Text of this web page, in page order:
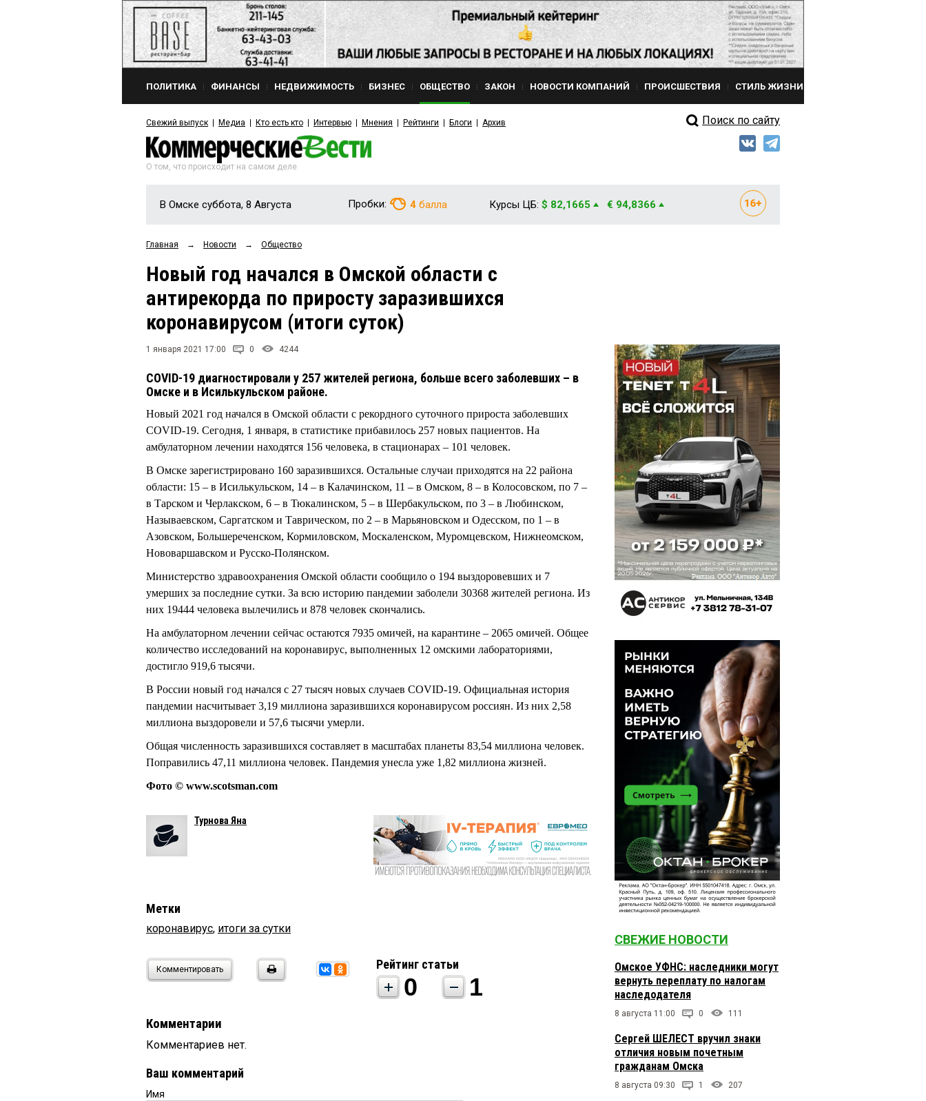
ПОЛИТИКА ФИНАНСЫ НЕДВИЖИМОСТЬ БИЗНЕС ОБЩЕСТВО ЗАКОН НОВОСТИ КОМПАНИЙ ПРОИСШЕСТВИЯ СТИЛЬ ЖИЗНИ
Свежий выпуск Медиа Кто есть кто Интервью Мнения Рейтинги Блоги Архив Поиск по сайту
О том, что происходит на самом деле
В Омске суббота, 8 Августа Пробки: 4 балла Курсы ЦБ: $ 82,1665 € 94,8366
Главная → Новости → Общество
Новый год начался в Омской области с
антирекорда по приросту заразившихся
коронавирусом (итоги суток)
1 января 2021 17:00 0 4244
COVID-19 диагностировали у 257 жителей региона, больше всего заболевших – в
Омске и в Исилькульском районе.
Новый 2021 год начался в Омской области с рекордного суточного прироста заболевших
COVID-19. Сегодня, 1 января, в статистике прибавилось 257 новых пациентов. На
амбулаторном лечении находятся 156 человека, в стационарах – 101 человек.
В Омске зарегистрировано 160 заразившихся. Остальные случаи приходятся на 22 района
области: 15 – в Исилькульском, 14 – в Калачинском, 11 – в Омском, 8 – в Колосовском, по 7 –
в Тарском и Черлакском, 6 – в Тюкалинском, 5 – в Шербакульском, по 3 – в Любинском,
Называевском, Саргатском и Таврическом, по 2 – в Марьяновском и Одесском, по 1 – в
Азовском, Большереченском, Кормиловском, Москаленском, Муромцевском, Нижнеомском,
Нововаршавском и Русско-Полянском.
Министерство здравоохранения Омской области сообщило о 194 выздоровевших и 7
умерших за последние сутки. За всю историю пандемии заболели 30368 жителей региона. Из
них 19444 человека вылечились и 878 человек скончались.
На амбулаторном лечении сейчас остаются 7935 омичей, на карантине – 2065 омичей. Общее
количество исследований на коронавирус, выполненных 12 омскими лабораториями,
достигло 919,6 тысячи.
В России новый год начался с 27 тысяч новых случаев COVID-19. Официальная история
пандемии насчитывает 3,19 миллиона заразившихся коронавирусом россиян. Из них 2,58
миллиона выздоровели и 57,6 тысячи умерли.
Общая численность заразившихся составляет в масштабах планеты 83,54 миллиона человек.
Поправились 47,11 миллиона человек. Пандемия унесла уже 1,82 миллиона жизней.
Фото © www.scotsman.com
Турнова Яна
Метки
коронавирус, итоги за сутки
Комментировать Рейтинг статьи
0 1
Комментарии
Комментариев нет.
Ваш комментарий
Имя
СВЕЖИЕ НОВОСТИ
Омское УФНС: наследники могут
вернуть переплату по налогам
наследодателя
8 августа 11:00 0 111
Сергей ШЕЛЕСТ вручил знаки
отличия новым почетным
гражданам Омска
8 августа 09:30 1 207